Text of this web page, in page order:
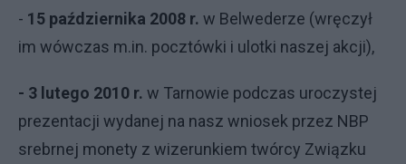
- 15 października 2008 r. w Belwederze (wręczył
im wówczas m.in. pocztówki i ulotki naszej akcji),
- 3 lutego 2010 r. w Tarnowie podczas uroczystej
prezentacji wydanej na nasz wniosek przez NBP
srebrnej monety z wizerunkiem twórcy Związku